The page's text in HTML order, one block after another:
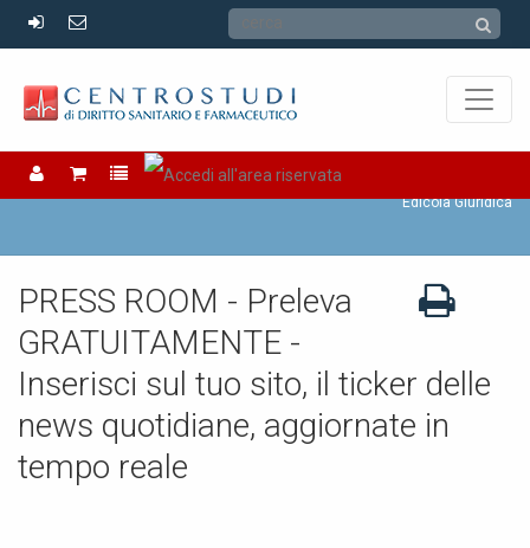
Edicola Giuridica
Edicola Giuridica
PRESS ROOM - Preleva
GRATUITAMENTE -
Inserisci sul tuo sito, il ticker delle
news quotidiane, aggiornate in
tempo reale